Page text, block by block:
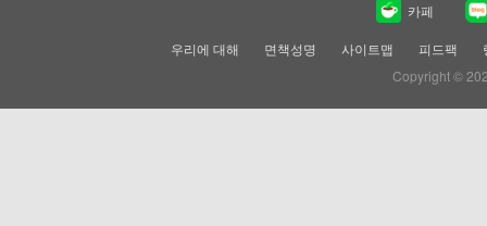
카페
우리에 대해 면책성명 사이트맵 피드팩
Copyright ©